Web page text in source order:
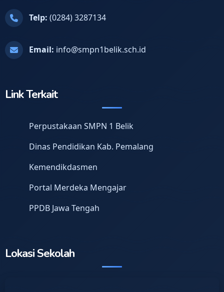
Telp: (0284) 3287134
Email: info@smpn1belik.sch.id
Link Terkait
Perpustakaan SMPN 1 Belik
Dinas Pendidikan Kab. Pemalang
Kemendikdasmen
Portal Merdeka Mengajar
PPDB Jawa Tengah
Lokasi Sekolah